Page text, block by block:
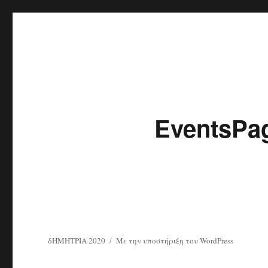
δΗΜΗΤΡΙΑ 2020 Με την υποστήριξη του WordPress